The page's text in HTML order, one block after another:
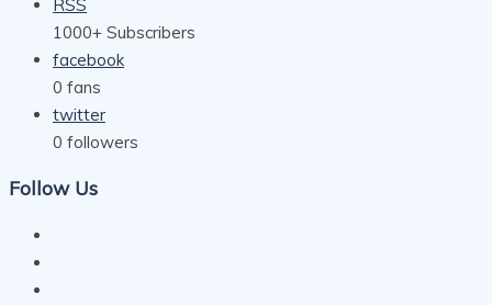
RSS
1000+ Subscribers
facebook
0 fans
twitter
0 followers
Follow Us